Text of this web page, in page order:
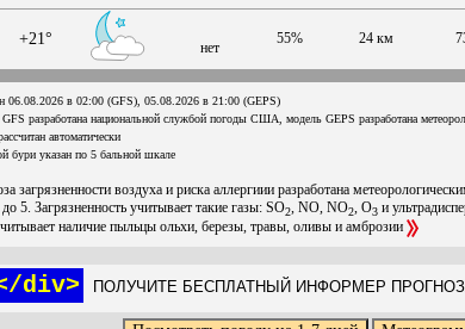
+21° нет
55% 24 км
06.08.2026 в 02:00 (GFS), 05.08.2026 в 21:00 (GEPS)
разработана национальной службой погоды США, модель GEPS разработана
автоматически
бури указан по 5 бальной шкале
загрязненности воздуха и риска аллергиии разработана
5. Загрязненность учитывает такие газы: SO2 , NO, NO2 , O3 и
наличие пыльцы ольхи, березы, травы, оливы и амброзии
div> ПОЛУЧИТЕ БЕСПЛАТНЫЙ ИНФОРМЕР